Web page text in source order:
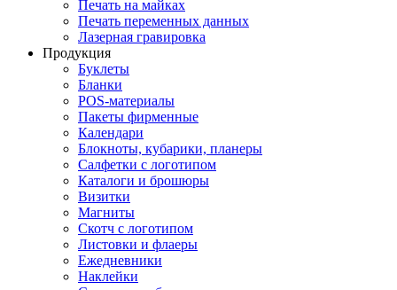
Печать на майках
Печать переменных данных
Лазерная гравировка
Продукция
Буклеты
Бланки
POS-материалы
Пакеты фирменные
Календари
Блокноты, кубарики, планеры
Салфетки с логотипом
Каталоги и брошюры
Визитки
Магниты
Скотч с логотипом
Листовки и флаеры
Ежедневники
Наклейки